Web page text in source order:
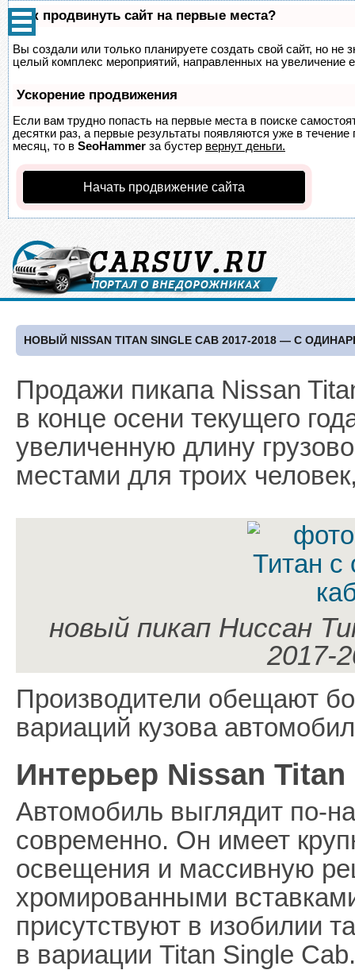
Как продвинуть сайт на первые места?
Вы создали или только планируете создать свой сайт, но не
целый комплекс мероприятий, направленных на увеличение
Ускорение продвижения
Если вам трудно попасть на первые места в поиске
десятки раз, а первые результаты появляются уже в
месяц, то в SeoHammer за бустер вернут деньги.
Начать продвижение сайта
НОВЫЙ NISSAN TITAN SINGLE CAB 2017-2018 — С
Продажи пикапа Nissan
в конце осени текущего
увеличенную длину
местами для троих
новый пикап Ниссан
2017-
Производители обещают
вариаций кузова
Интерьер Nissan Titan
Автомобиль выглядит по-
современно. Он имеет
освещения и массивную
хромированными
присутствуют в изобилии
в вариации Titan Single Cab.